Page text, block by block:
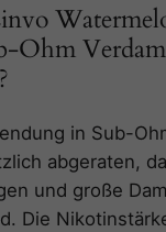
Ohm
in Sub-
abgeraten,
und große
Die